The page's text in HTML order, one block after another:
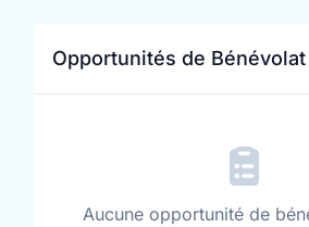
Opportunités de Bénévolat
Aucune opportunité de